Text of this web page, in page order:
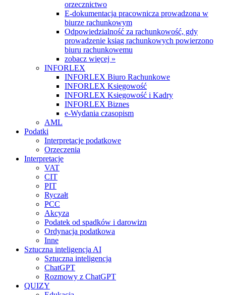
orzecznictwo
E-dokumentacja pracownicza prowadzona w
biurze rachunkowym
Odpowiedzialność za rachunkowość, gdy
prowadzenie ksiąg rachunkowych powierzono
biuru rachunkowemu
zobacz więcej »
INFORLEX
INFORLEX Biuro Rachunkowe
INFORLEX Księgowość
INFORLEX Księgowość i Kadry
INFORLEX Biznes
e-Wydania czasopism
AML
Podatki
Interpretacje podatkowe
Orzeczenia
Interpretacje
VAT
CIT
PIT
Ryczałt
PCC
Akcyza
Podatek od spadków i darowizn
Ordynacja podatkowa
Inne
Sztuczna inteligencja AI
Sztuczna inteligencja
ChatGPT
Rozmowy z ChatGPT
QUIZY